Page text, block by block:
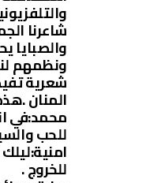
شاعرنا
والصبايا
ونظمهم
شعرية
المنان
محمد:في
للحب
للخروج .